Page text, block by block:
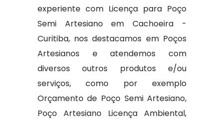
experiente com Licença para Poço
Semi Artesiano em Cachoeira -
Curitiba, nos destacamos em Poços
Artesianos e atendemos com
diversos outros produtos e/ou
serviços, como por exemplo
Orçamento de Poço Semi Artesiano,
Poço Artesiano Licença Ambiental,